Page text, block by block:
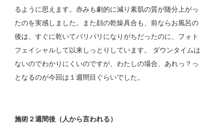
るように思えます。赤みも劇的に減り素肌の質が随分上がっ
たのを実感しました。また顔の乾燥具合も、前ならお風呂の
後は、すぐに乾いてバリバリになりがちだったのに、フォト
フェイシャルして以来しっとりしています。 ダウンタイムは
ないのでわかりにくいのですが、わたしの場合、あれっ？っ
となるのが今回は１週間目ぐらいでした。
施術２週間後（人から言われる）